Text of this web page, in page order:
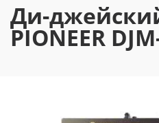
Ди-
PIONEER